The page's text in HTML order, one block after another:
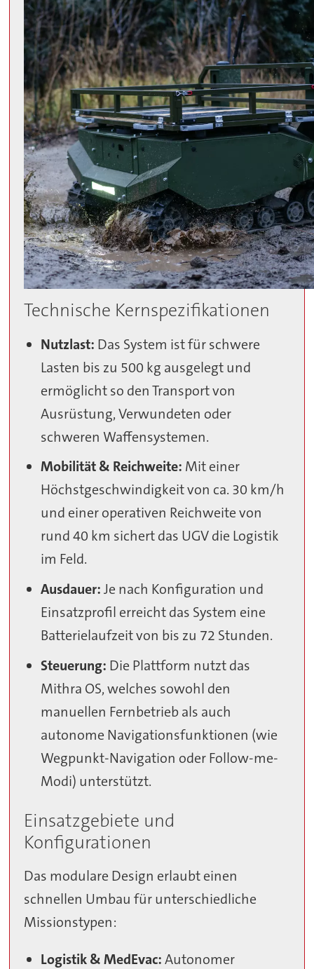
Technische Kernspezifikationen
Nutzlast: Das System ist für schwere
Lasten bis zu 500 kg ausgelegt und
ermöglicht so den Transport von
Ausrüstung, Verwundeten oder
schweren Waffensystemen.
Mobilität & Reichweite: Mit einer
Höchstgeschwindigkeit von ca. 30 km/h
und einer operativen Reichweite von
rund 40 km sichert das UGV die Logistik
im Feld.
Ausdauer:Je nach Konfiguration und
Einsatzprofil erreicht das System eine
Batterielaufzeit von bis zu 72 Stunden.
Steuerung: Die Plattform nutzt das
Mithra OS, welches sowohl den
manuellen Fernbetrieb als auch
autonome Navigationsfunktionen (wie
Wegpunkt-Navigation oder Follow-me-
Modi) unterstützt.
Einsatzgebiete und
Konfigurationen
Das modulare Design erlaubt einen
schnellen Umbau für unterschiedliche
Missionstypen:
Logistik & MedEvac:Autonomer